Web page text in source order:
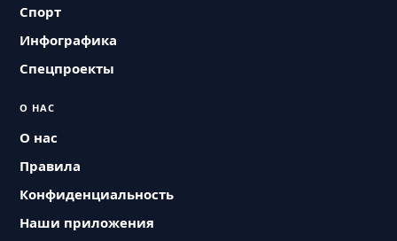
Спорт
Инфографика
Спецпроекты
О НАС
О нас
Правила
Конфиденциальность
Наши приложения